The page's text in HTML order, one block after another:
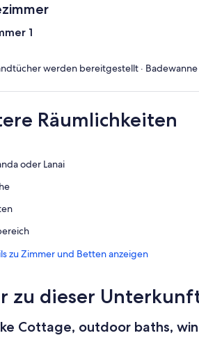
1
werden bereitgestellt ·
Räumlichkeiten
oder Lanai
zu Zimmer und Betten anzeigen
zu dieser
Cottage, outdoor baths,